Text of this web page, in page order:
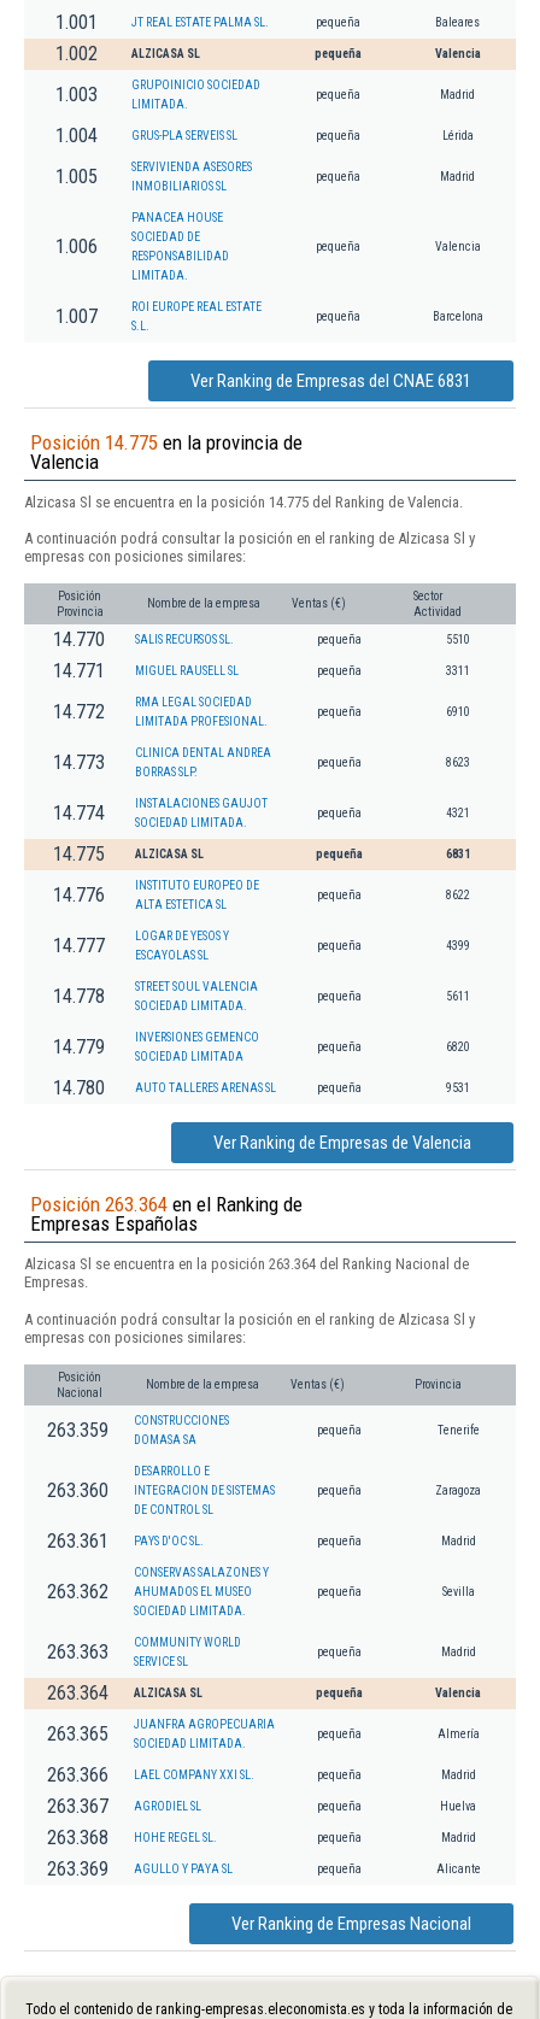
1.001 JT REAL ESTATE PALMA SL. pequeña Baleares
1.002 ALZICASA SL pequeña Valencia
1.003
GRUPOINICIO SOCIEDAD
LIMITADA.
pequeña Madrid
1.004 GRUS-PLA SERVEIS SL pequeña Lérida
1.005
SERVIVIENDA ASESORES
INMOBILIARIOS SL
pequeña Madrid
1.006
PANACEA HOUSE
SOCIEDAD DE
RESPONSABILIDAD
LIMITADA.
pequeña Valencia
1.007
ROI EUROPE REAL ESTATE
S.L.
pequeña Barcelona
Ver Ranking de Empresas del CNAE 6831
Posición 14.775 en la provincia de
Valencia
Alzicasa Sl se encuentra en la posición 14.775 del Ranking de Valencia.
A continuación podrá consultar la posición en el ranking de Alzicasa Sl y
empresas con posiciones similares:
Posición
Provincia
Nombre de la empresa Ventas (€)
Sector
Actividad
14.770 SALIS RECURSOS SL. pequeña 5510
14.771 MIGUEL RAUSELL SL pequeña 3311
14.772
RMA LEGAL SOCIEDAD
LIMITADA PROFESIONAL.
pequeña 6910
14.773
CLINICA DENTAL ANDREA
BORRAS SLP.
pequeña 8623
14.774
INSTALACIONES GAUJOT
SOCIEDAD LIMITADA.
pequeña 4321
14.775 ALZICASA SL pequeña 6831
14.776
INSTITUTO EUROPEO DE
ALTA ESTETICA SL
pequeña 8622
14.777
LOGAR DE YESOS Y
ESCAYOLAS SL
pequeña 4399
14.778
STREET SOUL VALENCIA
SOCIEDAD LIMITADA.
pequeña 5611
14.779
INVERSIONES GEMENCO
SOCIEDAD LIMITADA
pequeña 6820
14.780 AUTO TALLERES ARENAS SL pequeña 9531
Ver Ranking de Empresas de Valencia
Posición 263.364 en el Ranking de
Empresas Españolas
Alzicasa Sl se encuentra en la posición 263.364 del Ranking Nacional de
Empresas.
A continuación podrá consultar la posición en el ranking de Alzicasa Sl y
empresas con posiciones similares:
Posición
Nacional
Nombre de la empresa Ventas (€) Provincia
263.359
CONSTRUCCIONES
DOMASA SA
pequeña Tenerife
263.360
DESARROLLO E
INTEGRACION DE SISTEMAS
DE CONTROL SL
pequeña Zaragoza
263.361 PAYS D'OC SL. pequeña Madrid
263.362
CONSERVAS SALAZONES Y
AHUMADOS EL MUSEO
SOCIEDAD LIMITADA.
pequeña Sevilla
263.363
COMMUNITY WORLD
SERVICE SL
pequeña Madrid
263.364 ALZICASA SL pequeña Valencia
263.365
JUANFRA AGROPECUARIA
SOCIEDAD LIMITADA.
pequeña Almería
263.366 LAEL COMPANY XXI SL. pequeña Madrid
263.367 AGRODIEL SL pequeña Huelva
263.368 HOHE REGEL SL. pequeña Madrid
263.369 AGULLO Y PAYA SL pequeña Alicante
Ver Ranking de Empresas Nacional
Todo el contenido de ranking-empresas.eleconomista.es y toda la información de